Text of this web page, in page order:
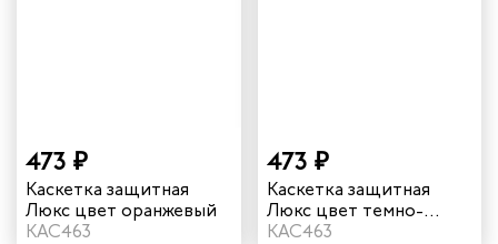
473 ₽
Каскетка защитная
Люкс цвет оранжевый
КАС463
473 ₽
Каскетка защитная
Люкс цвет темно-
серый
КАС463